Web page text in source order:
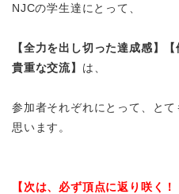
NJCの学生達にとって、
【全力を出し切った達成感】
貴重な交流】 は、
参加者それぞれにとって、と
思います。
【次は、必ず頂点に返り咲く ！